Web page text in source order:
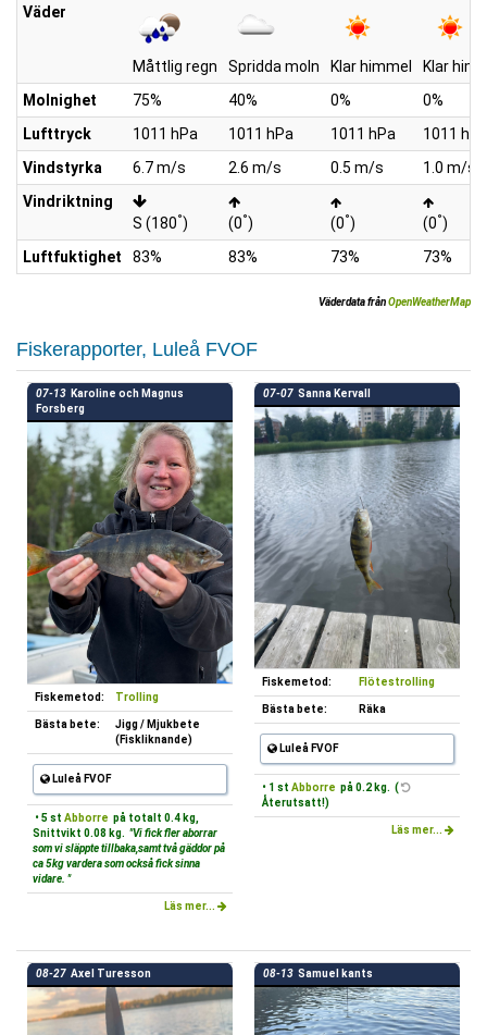
Väder
Måttlig regn Spridda moln Klar himmel
Klar
Molnighet
75% 40% 0%
0%
Lufttryck
1011 hPa 1011 hPa 1011 hPa
1011 hPa
Vindstyrka
6.7 m/s 2.6 m/s 0.5 m/s
1.0 m/s
Vindriktning
S (180°) (0°) (0°) (0°)
Luftfuktighet
83% 83% 73% 73%
Väderdata frånOpenWeatherMap
Fiskerapporter, Luleå FVOF
07-13 Karoline och Magnus
Forsberg
Fiskemetod: Trolling
Bästa bete:
Jigg / Mjukbete
(Fiskliknande)
Luleå FVOF
• 5 st Abborre på totalt 0.4 kg,
Snittvikt 0.08 kg. "Vi fick fler aborrar
som vi släppte tillbaka,samt två gäddor på
ca 5kg vardera som också fick sinna
vidare. "
Läs mer...
07-07 Sanna Kervall
Fiskemetod: Flötestrolling
Bästa bete: Räka
Luleå FVOF
• 1 st Abborre på 0.2 kg. (
Återutsatt!)
Läs mer...
08-27 Axel Turesson 08-13 Samuel kants